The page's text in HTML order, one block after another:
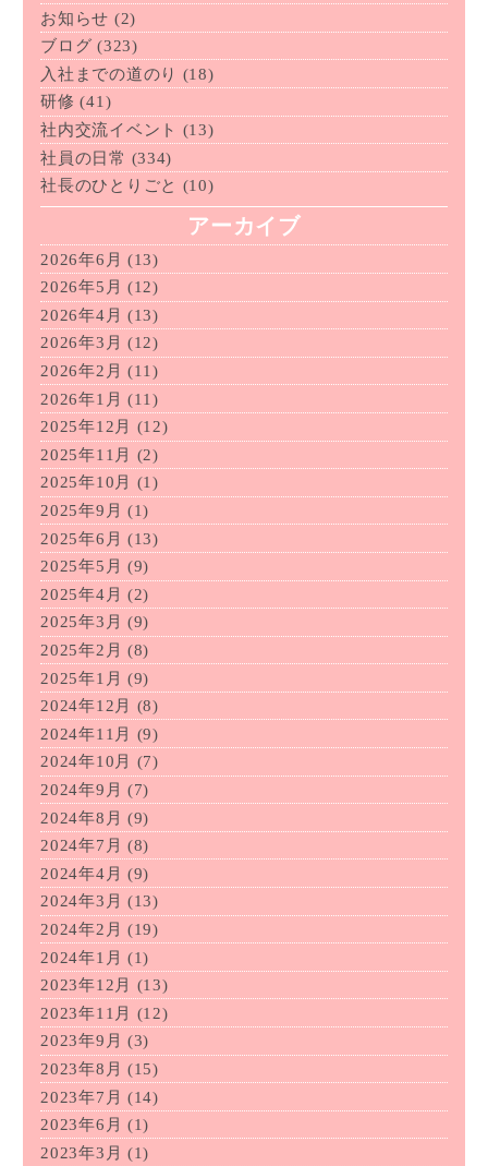
お知らせ (2)
ブログ (323)
入社までの道のり (18)
研修 (41)
社内交流イベント (13)
社員の日常 (334)
社長のひとりごと (10)
アーカイブ
2026年6月 (13)
2026年5月 (12)
2026年4月 (13)
2026年3月 (12)
2026年2月 (11)
2026年1月 (11)
2025年12月
(12)
2025年11月
(2)
2025年10月
(1)
2025年9月 (1)
2025年6月 (13)
2025年5月 (9)
2025年4月 (2)
2025年3月 (9)
2025年2月 (8)
2025年1月 (9)
2024年12月
(8)
2024年11月
(9)
2024年10月
(7)
2024年9月 (7)
2024年8月 (9)
2024年7月 (8)
2024年4月 (9)
2024年3月 (13)
2024年2月 (19)
2024年1月 (1)
2023年12月
(13)
2023年11月
(12)
2023年9月 (3)
2023年8月 (15)
2023年7月 (14)
2023年6月 (1)
2023年3月 (1)